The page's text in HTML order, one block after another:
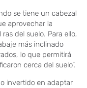
se tiene un cabezal
aprovechar la
del suelo. Para ello,
más inclinado
lo que permitirá
cerca del suelo”.
invertido en adaptar